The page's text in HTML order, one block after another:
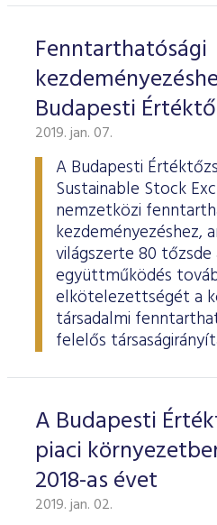
Fenntarthatósági
Budapesti
2019. jan. 07.
A Budapesti
Sustainable Stock
nemzetközi
kezdeményezéshez,
világszerte 80 tőzsde
együttműködés
elkötelezettségét a
társadalmi
felelős
A Budapesti
piaci
2018-as évet
2019. jan. 02.